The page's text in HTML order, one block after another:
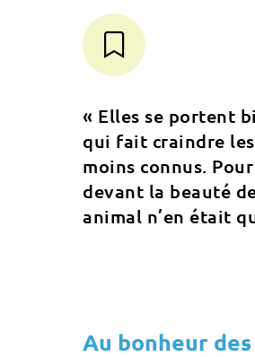
« Elles se portent
qui fait craindre
moins connus.
devant la beauté
animal n’en était
Au bonheur